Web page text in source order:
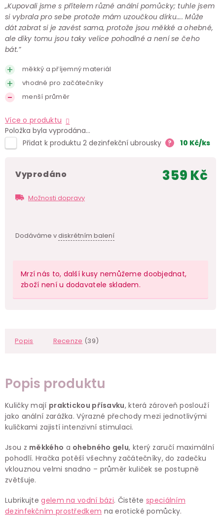
„Kupovali jsme s přítelem různé anální pomůcky; tuhle jsem
si vybrala pro sebe protože mám uzoučkou dírku.... Může
dát zabrat si je zavést sama, protože jsou měkké a ohebné,
ale díky tomu jsou taky velice pohodlné a není se čeho
bát.”
měkký a příjemný materiál
vhodné pro začátečníky
menší průměr
Více o produktu
Položka byla vyprodána…
Přidat k produktu 2 dezinfekční ubrousky
? 10 Kč/ks
vyprodáno
Možnosti dopravy
Dodáváme vdiskrétním balení
359 Kč
Mrzí nás to, další kusy nemůžeme doobjednat,
zboží není u dodavatele skladem.
Popis Recenze (39)
Popis produktu
Kuličky mají praktickou přísavku, která zároveň poslouží
jako anální zarážka. Výrazné přechody mezi jednotlivými
kuličkami zajistí intenzivní stimulaci.
Jsou z měkkého a ohebného gelu, který zaručí maximální
pohodlí. Hračka potěší všechny začátečníky, do zadečku
vklouznou velmi snadno – průměr kuliček se postupně
zvětšuje.
Lubrikujtegelem na vodní bázi. Čistětespeciálním
dezinfekčním prostředkem na erotické pomůcky.